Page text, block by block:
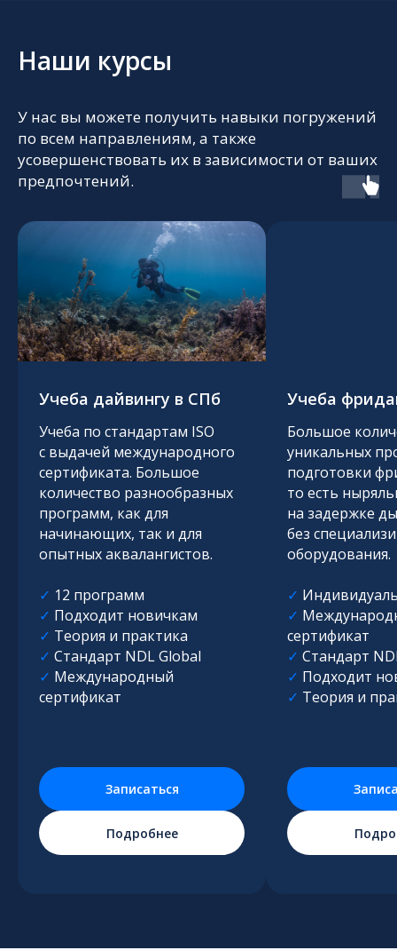
Наши курсы
У нас вы можете получить навыки погружений
по всем направлениям, а также
усовершенствовать их в зависимости от ваших
предпочтений.
Учеба дайвингу в СПб
Учеба по стандартам ISO
с выдачей международного
сертификата. Большое
количество разнообразных
программ, как для
начинающих, так и для
опытных аквалангистов.
✓︎ 12 программ
✓︎ Подходит новичкам
✓︎ Теория и практика
✓︎ Стандарт NDL Global
✓︎ Международный
сертификат
Записаться
Подробнее
Учеба
Большое
уникальных
подготовки
то есть
на задержке
без
оборудования.
✓︎
✓︎
сертификат
✓︎ Стандарт
✓︎ Подходит
✓︎ Теория и